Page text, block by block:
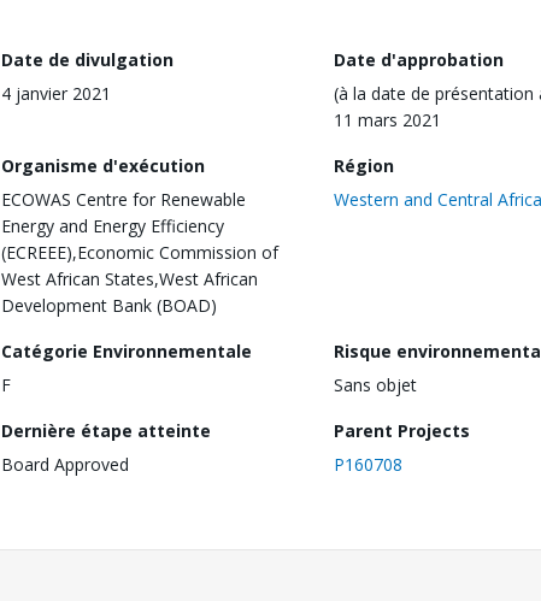
Date de divulgation
4 janvier 2021
Date d'approbation
(à la date de présentation
11 mars 2021
Organisme d'exécution
ECOWAS Centre for Renewable
Energy and Energy Efficiency
(ECREEE),Economic Commission of
West African States,West African
Development Bank (BOAD)
Région
Western and Central Africa
Catégorie Environnementale
F
Risque
Sans objet
Dernière étape atteinte
Board Approved
Parent Projects
P160708